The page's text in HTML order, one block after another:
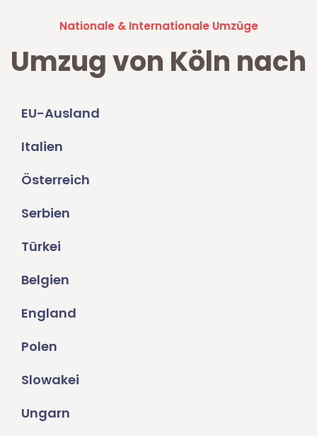
Nationale & Internationale Umzüge
Umzug von Köln nach
EU-Ausland
Italien
Österreich
Serbien
Türkei
Belgien
England
Polen
Slowakei
Ungarn